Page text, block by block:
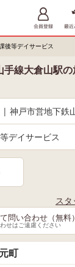
後等デイサービス
線大倉山駅
| 神戸市営地下鉄
デイサービス
ス
問い合わせ（無料）
せはご遠慮ください
町